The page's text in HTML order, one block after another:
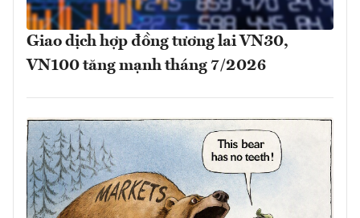
Giao dịch hợp đồng tương lai VN30,
VN100 tăng mạnh tháng 7/2026